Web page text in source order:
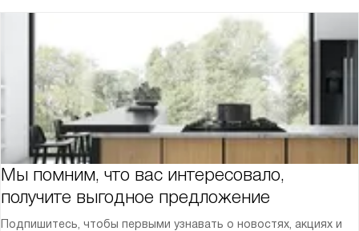
Мы помним, что вас интересовало,
получите выгодное предложение
Подпишитесь, чтобы первыми узнавать о новостях, акциях и